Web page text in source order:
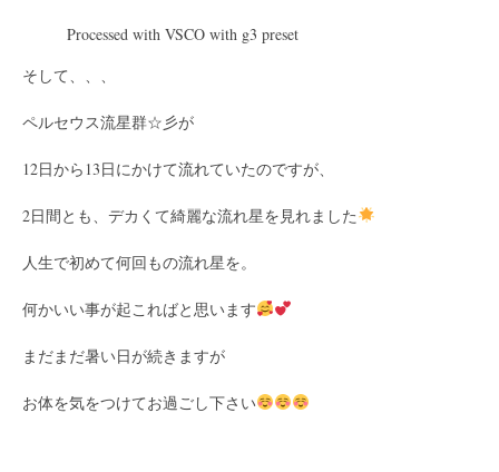
Processed with VSCO with g3 preset
そして、、、
ペルセウス流星群☆彡が
12日から13日にかけて流れていたのですが、
2日間とも、デカくて綺麗な流れ星を見れました
人生で初めて何回もの流れ星を。
何かいい事が起こればと思います
まだまだ暑い日が続きますが
お体を気をつけてお過ごし下さい